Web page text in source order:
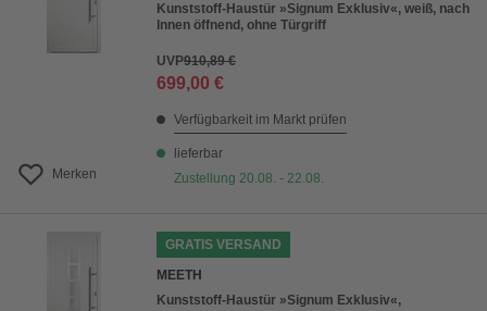
Merken
Kunststoff-Haustür »Signum Exklusiv«, weiß, nach
Innen öffnend, ohne Türgriff
UVP910,89 €
699,00 €
Verfügbarkeit im Markt prüfen
lieferbar
Zustellung 20.08. - 22.08.
GRATIS VERSAND
MEETH
Kunststoff-Haustür »Signum Exklusiv«,